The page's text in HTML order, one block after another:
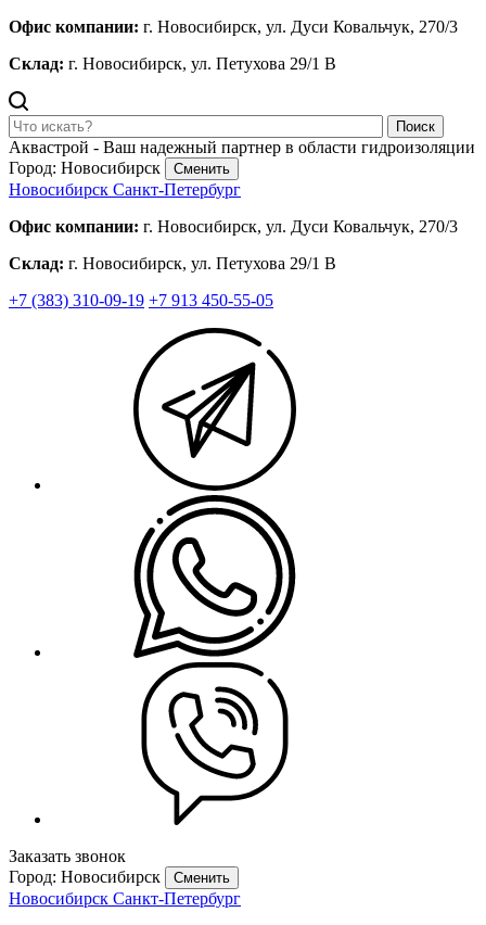
Офис компании: г. Новосибирск, ул. Дуси Ковальчук, 270/3
Склад: г. Новосибирск, ул. Петухова 29/1 В
Поиск
Аквастрой - Ваш надежный партнер в области гидроизоляции
Город: Новосибирск
Сменить
Новосибирск Санкт-Петербург
Офис компании: г. Новосибирск, ул. Дуси Ковальчук, 270/3
Склад: г. Новосибирск, ул. Петухова 29/1 В
+7 (383) 310-09-19 +7 913 450-55-05
Заказать звонок
Город: Новосибирск
Сменить
Новосибирск Санкт-Петербург